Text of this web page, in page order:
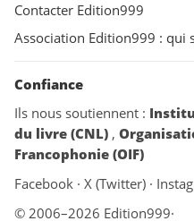
Contacter Edition999
Association Edition999 : qui
Confiance
Ils nous soutiennent :
du livre (CNL) ,
Francophonie (OIF)
Facebook · X (Twitter) ·
© 2006–2026 Edition999·